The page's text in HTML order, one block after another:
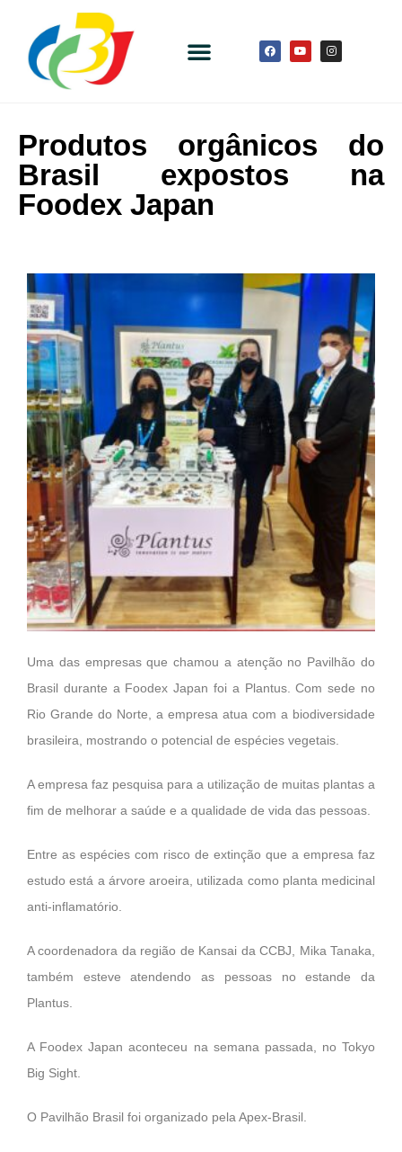
Produtos orgânicos do
Brasil expostos na
Foodex Japan
Uma das empresas que chamou a atenção no Pavilhão do
Brasil durante a Foodex Japan foi a Plantus. Com sede no
Rio Grande do Norte, a empresa atua com a biodiversidade
brasileira, mostrando o potencial de espécies vegetais.
A empresa faz pesquisa para a utilização de muitas plantas a
fim de melhorar a saúde e a qualidade de vida das pessoas.
Entre as espécies com risco de extinção que a empresa faz
estudo está a árvore aroeira, utilizada como planta medicinal
anti-inflamatório.
A coordenadora da região de Kansai da CCBJ, Mika Tanaka,
também esteve atendendo as pessoas no estande da
Plantus.
A Foodex Japan aconteceu na semana passada, no Tokyo
Big Sight.
O Pavilhão Brasil foi organizado pela Apex-Brasil.